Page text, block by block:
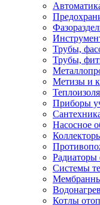
Трубы,
Трубы,
Метизы и
Приборы
Насосное
Радиаторы
Системы
Котлы